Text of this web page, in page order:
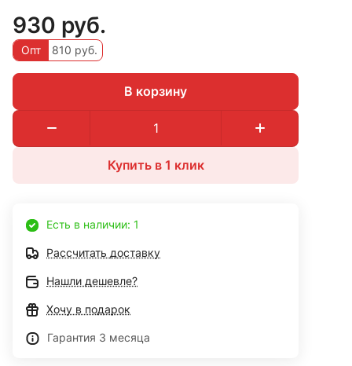
930 руб.
Опт 810 руб.
В корзину
Купить в 1 клик
Есть в наличии: 1
Рассчитать доставку
Нашли дешевле?
Хочу в подарок
Гарантия 3 месяца